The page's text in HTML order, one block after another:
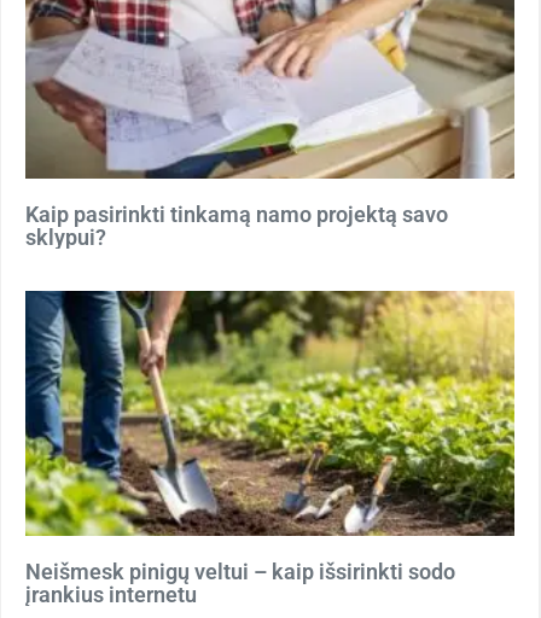
Kaip pasirinkti tinkamą namo projektą savo
sklypui?
Neišmesk pinigų veltui – kaip išsirinkti sodo
įrankius internetu